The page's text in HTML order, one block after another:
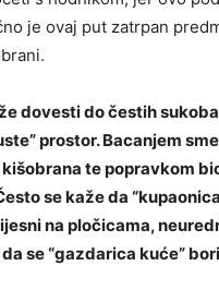
je ovaj put zatrpan
dovesti do čestih
prostor. Bacanjem
te popravkom
se kaže da
na pločicama,
se “gazdarica kuće”